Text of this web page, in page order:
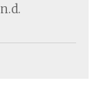
n.d.